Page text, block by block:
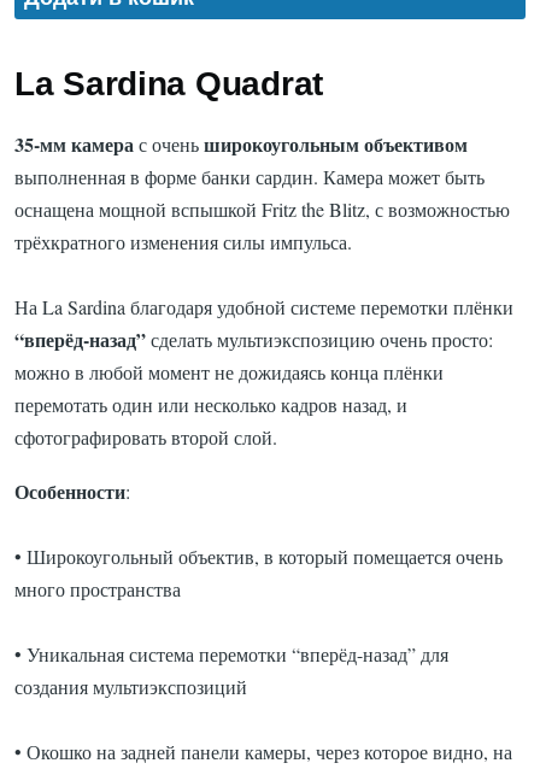
La Sardina Quadrat
35-мм камерас оченьширокоугольным объективом
выполненная в форме банки сардин. Камера может быть
оснащена мощной вспышкой Fritz the Blitz, с возможностью
трёхкратного изменения силы импульса.
На La Sardina благодаря удобной системе перемотки плёнки
“вперёд-назад”сделать мультиэкспозицию очень просто:
можно в любой момент не дожидаясь конца плёнки
перемотать один или несколько кадров назад, и
сфотографировать второй слой.
Особенности:
• Широкоугольный объектив, в который помещается очень
много пространства
• Уникальная система перемотки “вперёд-назад” для
создания мультиэкспозиций
• Окошко на задней панели камеры, через которое видно, на